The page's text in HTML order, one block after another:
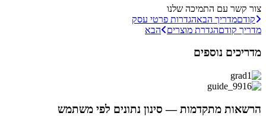
צור קשר עם התמיכה שלנו
קודםמדריך הבאהגדרות פרטי עסק
מדריך קודםהגדרת מוצרים הבא
מדריכים נוספים
הרשאות מתקדמות — סינון נתונים לפי משתמש